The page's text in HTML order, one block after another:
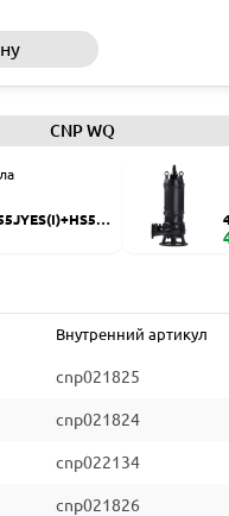
CNP WQ
Внутренний артикул
cnp021825
cnp021824
cnp022134
cnp021826